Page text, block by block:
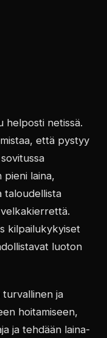
helposti netissä.
että pystyy
pieni laina,
taloudellista
kilpailukykyiset
luoton
ja
hoitamiseen,
ja tehdään laina-